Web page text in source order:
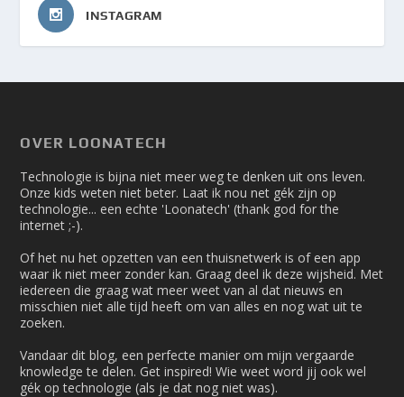
INSTAGRAM
OVER LOONATECH
Technologie is bijna niet meer weg te denken uit ons leven.
Onze kids weten niet beter. Laat ik nou net gék zijn op
technologie... een echte 'Loonatech' (thank god for the
internet ;-).
Of het nu het opzetten van een thuisnetwerk is of een app
waar ik niet meer zonder kan. Graag deel ik deze wijsheid. Met
iedereen die graag wat meer weet van al dat nieuws en
misschien niet alle tijd heeft om van alles en nog wat uit te
zoeken.
Vandaar dit blog, een perfecte manier om mijn vergaarde
knowledge te delen. Get inspired! Wie weet word jij ook wel
gék op technologie (als je dat nog niet was).